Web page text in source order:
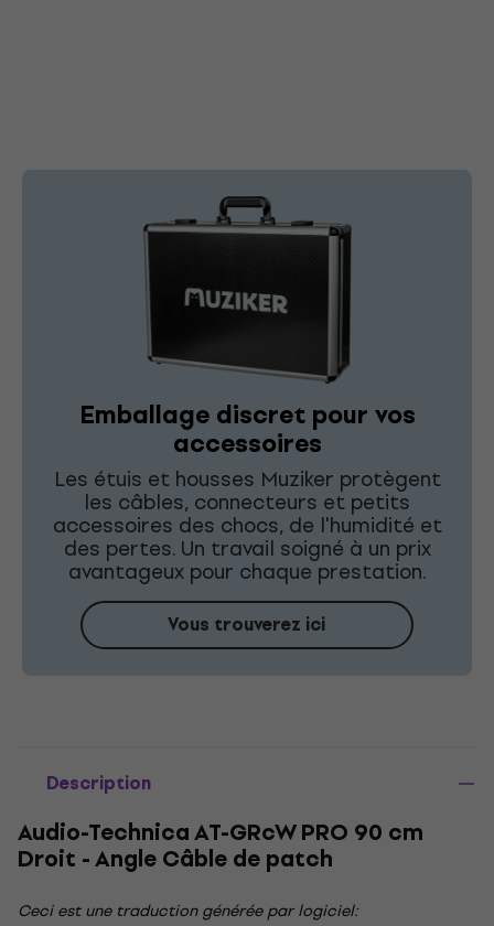
Emballage discret pour vos
accessoires
Les étuis et housses Muziker protègent
les câbles, connecteurs et petits
accessoires des chocs, de l'humidité et
des pertes. Un travail soigné à un prix
avantageux pour chaque prestation.
Vous trouverez ici
Description
Audio-Technica AT-GRcW PRO 90 cm
Droit - Angle Câble de patch
Ceci est une traduction générée par logiciel: